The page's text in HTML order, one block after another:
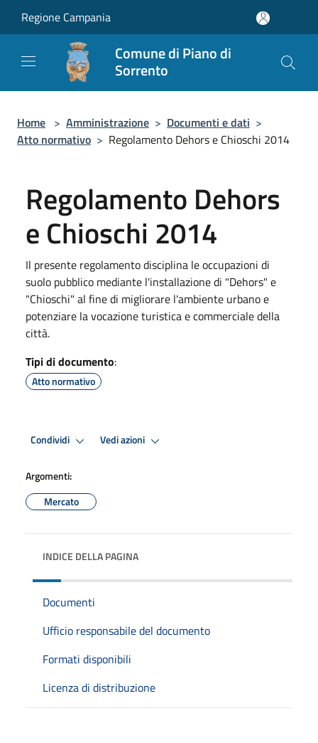
Regione Campania
Comune di Piano di
Sorrento
Home > Amministrazione > Documenti e dati >
Atto normativo > Regolamento Dehors e Chioschi 2014
Regolamento Dehors
e Chioschi 2014
Il presente regolamento disciplina le occupazioni di
suolo pubblico mediante l'installazione di "Dehors" e
"Chioschi" al fine di migliorare l'ambiente urbano e
potenziare la vocazione turistica e commerciale della
città.
Tipi di documento:
Atto normativo
Condividi Vedi azioni
Argomenti:
Mercato
INDICE DELLA PAGINA
Documenti
Ufficio responsabile del documento
Formati disponibili
Licenza di distribuzione